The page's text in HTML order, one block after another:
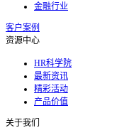
金融行业
客户案例
资源中心
HR科学院
最新资讯
精彩活动
产品价值
关于我们